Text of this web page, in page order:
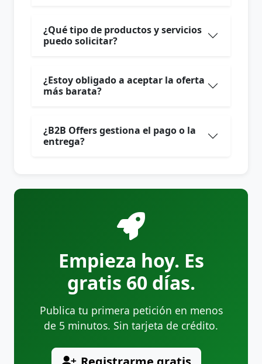
¿Qué tipo de productos y servicios
puedo solicitar?
¿Estoy obligado a aceptar la oferta
más barata?
¿B2B Offers gestiona el pago o la
entrega?
Empieza hoy. Es
gratis 60 días.
Publica tu primera petición en menos
de 5 minutos. Sin tarjeta de crédito.